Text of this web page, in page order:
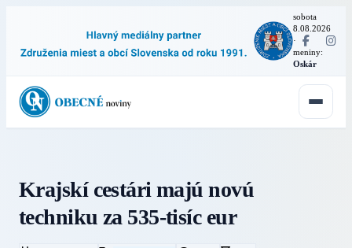
sobota
8.08.2026
·
meniny:
Oskár
Krajskí cestári majú novú
techniku za 535-tisíc eur